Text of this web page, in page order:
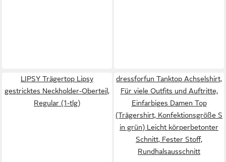
LIPSY Trägertop Lipsy
gestricktes Neckholder-Oberteil,
Regular (1-tlg)
dressforfun Tanktop Achselshirt,
Für viele Outfits und Auftritte,
Einfarbiges Damen Top
(Trägershirt, Konfektionsgröße S
in grün) Leicht körperbetonter
Schnitt, Fester Stoff,
Rundhalsausschnitt